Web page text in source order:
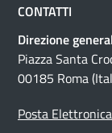
CONTATTI
Direzione
Piazza Santa
00185 Roma
Posta